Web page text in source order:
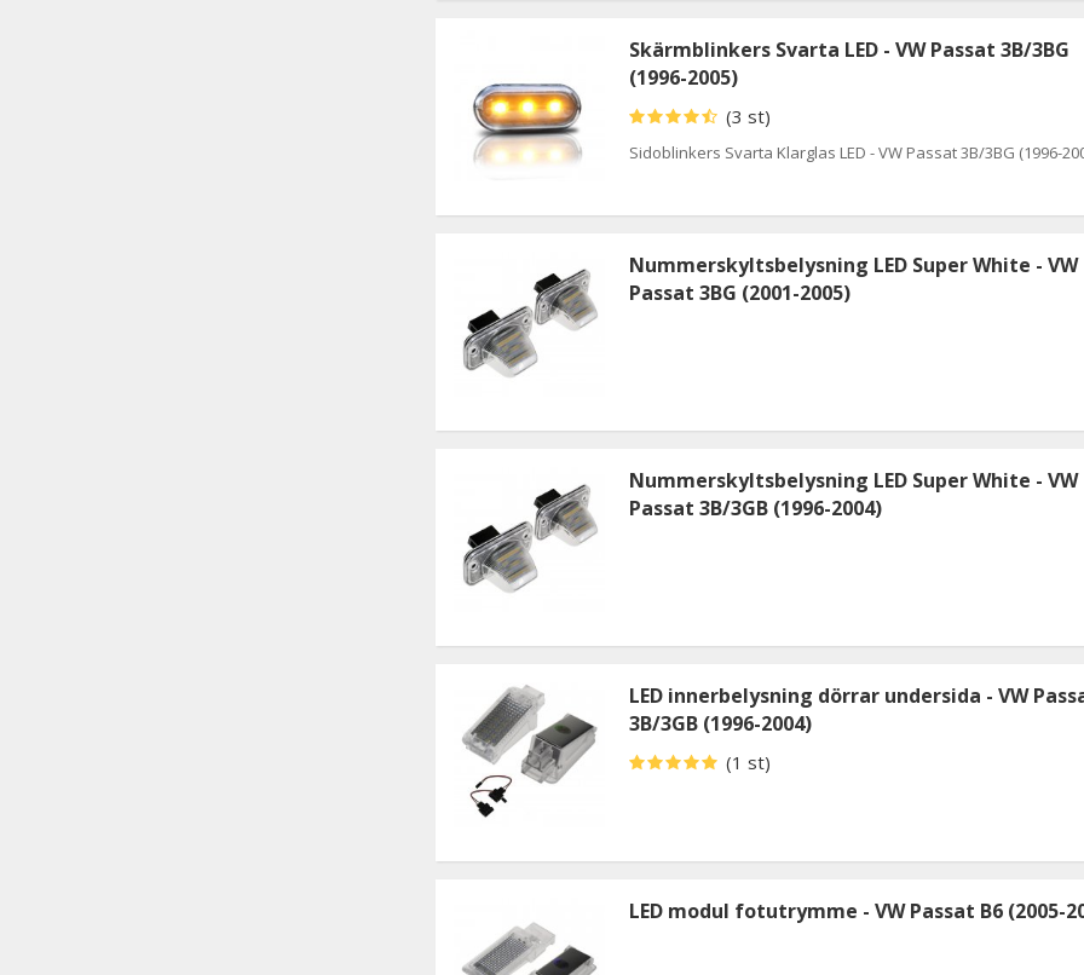
Skärmblinkers Svarta LED - VW Passat 3B/3BG
(1996-2005)
(3 st)
Sidoblinkers Svarta Klarglas LED - VW Passat 3B/3BG (1996-
Nummerskyltsbelysning LED Super White - VW
Passat 3BG (2001-2005)
Nummerskyltsbelysning LED Super White - VW
Passat 3B/3GB (1996-2004)
LED innerbelysning dörrar undersida - VW
3B/3GB (1996-2004)
(1 st)
LED modul fotutrymme - VW Passat B6 (2005-